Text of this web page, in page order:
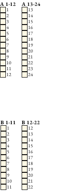
A 1-12
1
2
3
4
5
6
7
8
9
10
11
12
A 13-24
13
14
15
16
17
18
19
20
21
22
23
24
B 1-11
1
2
3
4
5
6
7
8
9
10
11
B 12-22
12
13
14
15
16
17
18
19
20
21
22